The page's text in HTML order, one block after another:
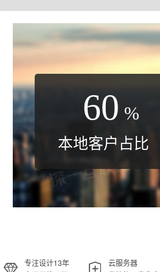
60 %
本地客户占比
专注设计13年
云服务器